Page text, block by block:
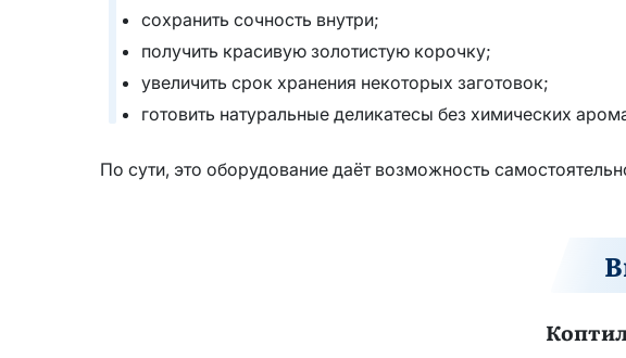
сохранить сочность внутри;
получить красивую золотистую корочку;
увеличить срок хранения некоторых заготовок;
готовить натуральные деликатесы без химических
По сути, это оборудование даёт возможность